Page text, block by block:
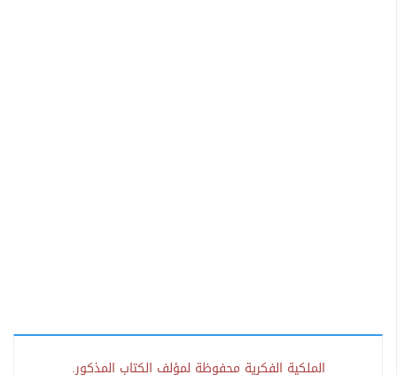
الملكية الفكرية محفوظة لمؤلف الكتاب المذكور.